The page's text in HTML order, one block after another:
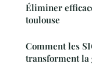
Éliminer
toulouse
Comment les
transforment la